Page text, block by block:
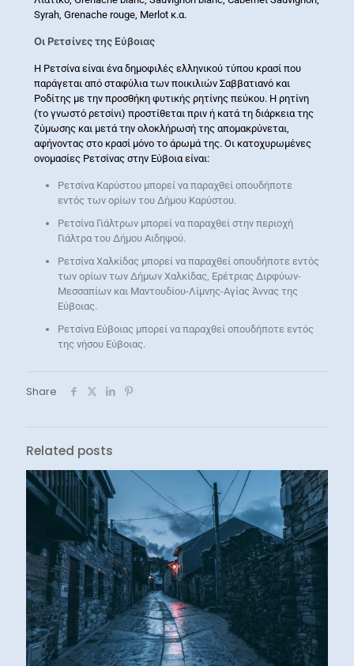
Syrah, Grenache rouge, Merlot κ.α.
Οι Ρετσίνες της Εύβοιας
Η Ρετσίνα είναι ένα δημοφιλές ελληνικού τύπου κρασί που
παράγεται από σταφύλια των ποικιλιών Σαββατιανό και
Ροδίτης με την προσθήκη φυτικής ρητίνης πεύκου. Η ρητίνη
(το γνωστό ρετσίνι) προστίθεται πριν ή κατά τη διάρκεια της
ζύμωσης και μετά την ολοκλήρωσή της απομακρύνεται,
αφήνοντας στο κρασί μόνο το άρωμά της. Οι κατοχυρωμένες
ονομασίες Ρετσίνας στην Εύβοια είναι:
Ρετσίνα Καρύστου μπορεί να παραχθεί οπουδήποτε
εντός των ορίων του Δήμου Καρύστου.
Ρετσίνα Γιάλτρων μπορεί να παραχθεί στην περιοχή
Γιάλτρα του Δήμου Αιδηψού.
Ρετσίνα Χαλκίδας μπορεί να παραχθεί οπουδήποτε εντός
των ορίων των Δήμων Χαλκίδας, Ερέτριας Διρφύων-
Μεσσαπίων και Μαντουδίου-Λίμνης-Αγίας Άννας της
Εύβοιας.
Ρετσίνα Εύβοιας μπορεί να παραχθεί οπουδήποτε εντός
της νήσου Εύβοιας.
Share
Related posts